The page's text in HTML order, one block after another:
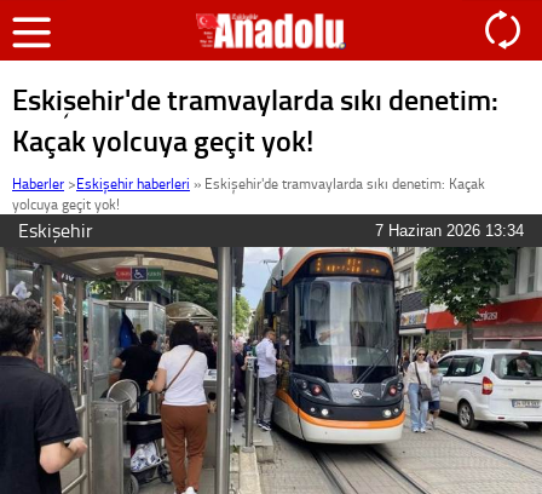
Eskişehir'de tramvaylarda sıkı denetim:
Kaçak yolcuya geçit yok!
Haberler >Eskişehir haberleri » Eskişehir'de tramvaylarda sıkı denetim: Kaçak
yolcuya geçit yok!
Eskişehir 7 Haziran 2026 13:34